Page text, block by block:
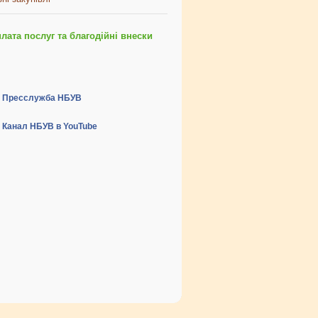
послуг та благодійні внески
Пресслужба НБУВ
Канал НБУВ в YouTube